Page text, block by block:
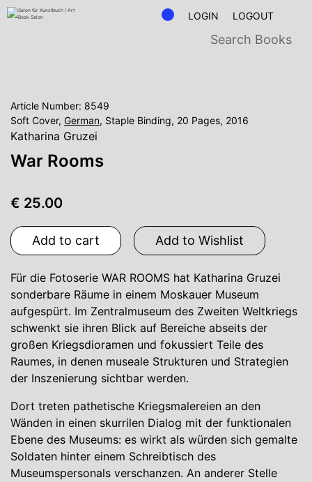
LOGIN LOGOUT
Article Number: 8549
Soft Cover, German, Staple Binding, 20 Pages, 2016
Katharina Gruzei
War Rooms
€ 25.00
Add to cart Add to Wishlist
Für die Fotoserie WAR ROOMS hat Katharina Gruzei
sonderbare Räume in einem Moskauer Museum
aufgespürt. Im Zentralmuseum des Zweiten Weltkriegs
schwenkt sie ihren Blick auf Bereiche abseits der
großen Kriegsdioramen und fokussiert Teile des
Raumes, in denen museale Strukturen und Strategien
der Inszenierung sichtbar werden.
Dort treten pathetische Kriegsmalereien an den
Wänden in einen skurrilen Dialog mit der funktionalen
Ebene des Museums: es wirkt als würden sich gemalte
Soldaten hinter einem Schreibtisch des
Museumspersonals verschanzen. An anderer Stelle